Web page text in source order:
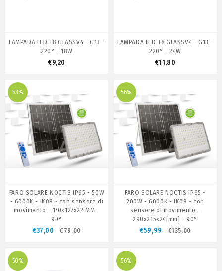
LAMPADA LED T8 GLASSV4 - G13 -
220° - 18W
€9,20
LAMPADA LED T8 GLASSV4 - G13 -
220° - 24W
€11,80
53%
FARO SOLARE NOCTIS IP65 - 50W
- 6000K - IK08 - con sensore di
movimento - 170x127x22 MM -
90°
€37,00 €79,00
56%
FARO SOLARE NOCTIS IP65 -
200W - 6000K - IK08 - con
sensore di movimento -
290x215x24[mm] - 90°
€59,99 €135,00
50% 56%